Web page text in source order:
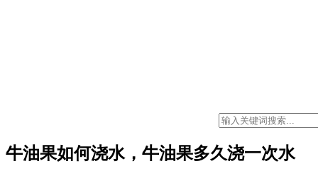
牛油果如何浇水，牛油果多久浇一次水